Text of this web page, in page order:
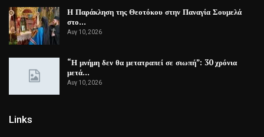
Η Παράκληση της Θεοτόκου στην Παναγία Σουμελά
στο…
Αυγ 10, 2026
“Η μνήμη δεν θα μετατραπεί σε σιωπή”: 30 χρόνια
μετά…
Αυγ 10, 2026
Links